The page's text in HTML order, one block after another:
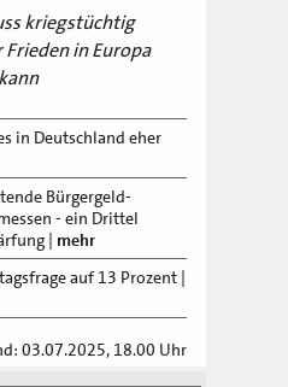
kriegstüchtig
in Europa
in Deutschland eher
Bürgergeld-
- ein Drittel
| mehr
auf 13 Prozent |
03.07.2025, 18.00 Uhr